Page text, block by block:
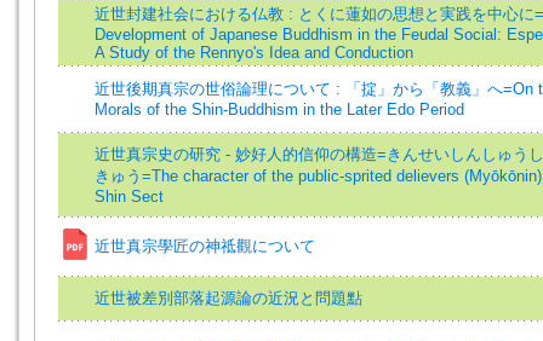
近世封建社会における仏教 : とくに蓮如の思想と実践を中心に
Development of Japanese Buddhism in the Feudal Social:
A Study of the Rennyo's Idea and Conduction
近世後期真宗の世俗論理について : 「掟」から「教義」へ=On
Morals of the Shin-Buddhism in the Later Edo Period
近世真宗史の研究 - 妙好人的信仰の構造=きんせいしんしゅう
きゅう=The character of the public-sprited delievers
Shin Sect
近世真宗學匠の神祗觀について
近世被差別部落起源論の近況と問題點